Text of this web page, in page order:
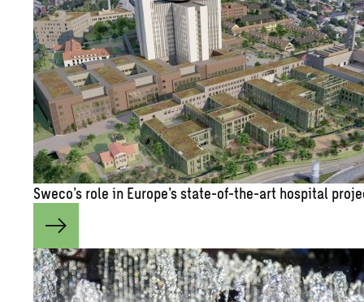
Sweco’s role in Eu­rope’s state-of-the-art hos­pi­tal